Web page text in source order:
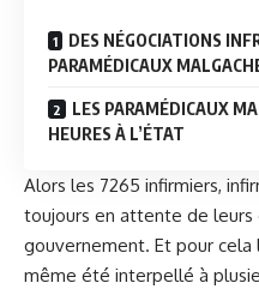
DES NÉGOCIATIONS
PARAMÉDICAUX
LES PARAMÉDICAUX
HEURES À L’ÉTAT
Alors les 7265 infirmiers,
toujours en attente de leurs
gouvernement. Et pour
même été interpellé à